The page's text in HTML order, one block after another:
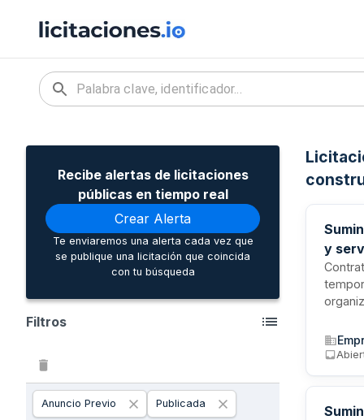
Recibe alertas de licitaciones
públicas en tiempo real
Crear Alerta
Te enviaremos una alerta cada vez que
se publique una licitación que coincida
con tu búsqueda
Filtros
Anuncio Previo Publicada
y
en